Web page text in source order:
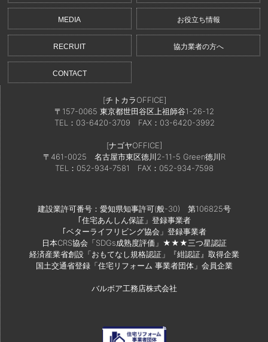
MEDIA お役立ち情報
RECRUIT 協力業者の方へ
CONTACT
[チトカラOFFICE]
〒157-0065 東京都世田谷区上祖師谷1-26-12
TEL：03-6420-3709 FAX：03-6420-3992
[ナゴヤOFFICE]
〒461-0025 名古屋市東区徳川2-11-5 Green徳川R
TEL：052-934-7581
FAX：052-934-7598
建設業許可番号：愛知県知事許可(般-30) 第106825号
｢住宅あんしん保証」登録事業者
｢ベターライフリビング協会」登録事業者
日本CRS協会「SDGs成熟度評価」★★★三つ星認証
経済産業省創設「おもてなし規格認証」『紺認証』取得企業
国土交通省登録「住宅リフォーム 事業者団体」会員企業
バルボア工務店株式会社